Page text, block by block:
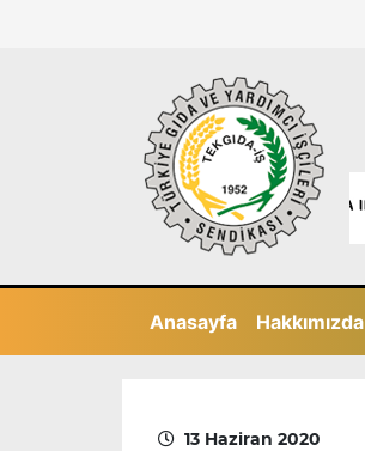
Anasayfa Hakkımızda
13 Haziran 2020